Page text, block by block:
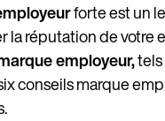
forte est un
la réputation de votre
employeur,
conseils marque